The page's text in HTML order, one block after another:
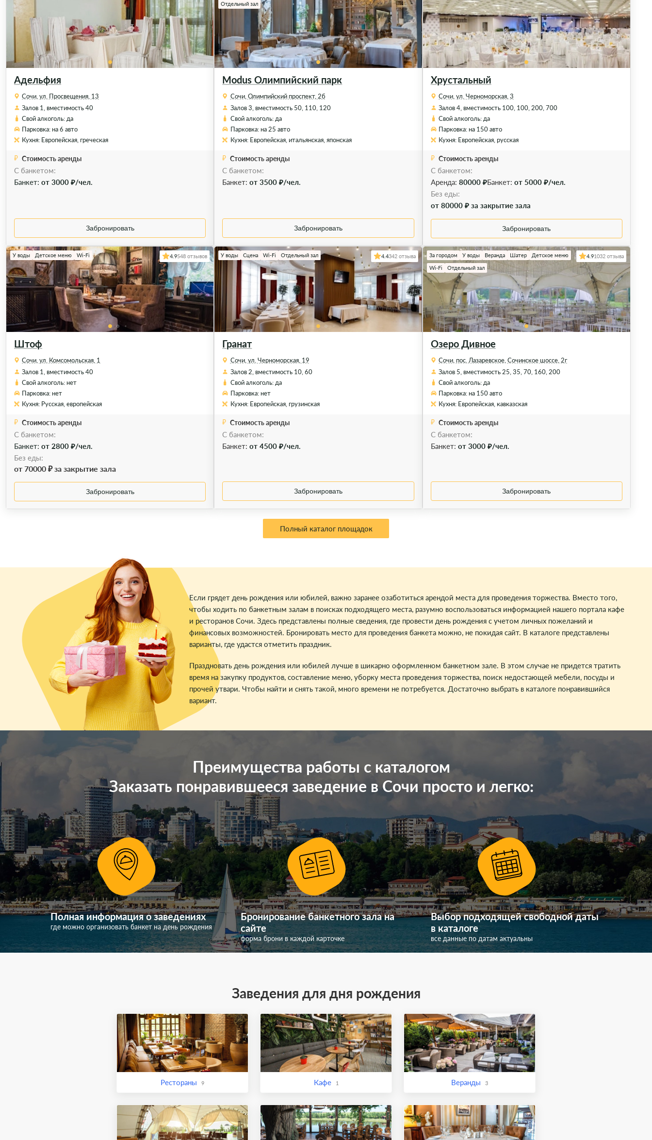
Адельфия
Сочи, ул. Просвещения, 13
Залов 1, вместимость 40
Свой алкоголь: да
Парковка: на 6 авто
Кухня: Европейская, греческая
Стоимость аренды
C банкетом:
Банкет: от 3000 ₽/чел.
Забронировать
Modus Олимпийский парк
Отдельный зал
Сочи, Олимпийский проспект, 2б
Залов 3, вместимость 50, 110, 120
Свой алкоголь: да
Парковка: на 25 авто
Кухня: Европейская, итальянская, японская
Стоимость аренды
С банкетом:
Банкет:от 3500 ₽/чел.
Забронировать
Хрустальный
Сочи, ул. Черноморская, 3
Залов 4, вместимость 100, 100, 200, 700
Свой алкоголь: да
Парковка: на 150 авто
Кухня: Европейская, русская
Стоимость аренды
С банкетом:
Аренда: 80000 ₽Банкет: от 5000 ₽/чел.
Без еды:
от 80000 ₽ за закрытие зала
Забронировать
Штоф
У воды Детское меню Wi-Fi 4.9548 отзывов
Сочи, ул. Комсомольская, 1
Залов 1, вместимость 40
Свой алкоголь: нет
Парковка: нет
Кухня: Русская, европейская
Стоимость аренды
C банкетом:
Банкет: от 2800 ₽/чел.
Без еды:
от 70000 ₽ за закрытие зала
Забронировать
Гранат
У воды Сцена Wi-Fi Отдельный зал 4.4342 отзыва
Сочи, ул. Черноморская, 19
Залов 2, вместимость 10, 60
Свой алкоголь: да
Парковка: нет
Кухня: Европейская, грузинская
Стоимость аренды
С банкетом:
Банкет:от 4500 ₽/чел.
Забронировать
Озеро Дивное
За городом У воды Веранда Шатер
Детское меню
Wi-Fi
Отдельный зал
4.91032 отзыва
Сочи, пос. Лазаревское, Сочинское шоссе, 2г
Залов 5, вместимость 25, 35, 70, 160, 200
Свой алкоголь: да
Парковка: на 150 авто
Кухня: Европейская, кавказская
Стоимость аренды
С банкетом:
Банкет: от 3000 ₽/чел.
Забронировать
Полный каталог площадок
Если грядет день рождения или юбилей, важно заранее озаботиться арендой места для проведения торжества. Вместо того,
чтобы ходить по банкетным залам в поисках подходящего места, разумно воспользоваться информацией нашего портала кафе
и ресторанов Сочи. Здесь представлены полные сведения, где провести день рождения с учетом личных пожеланий и
финансовых возможностей. Бронировать место для проведения банкета можно, не покидая сайт. В каталоге представлены
варианты, где удастся отметить праздник.
Праздновать день рождения или юбилей лучше в шикарно оформленном банкетном зале. В этом случае не придется тратить
время на закупку продуктов, составление меню, уборку места проведения торжества, поиск недостающей мебели, посуды и
прочей утвари. Чтобы найти и снять такой, много времени не потребуется. Достаточно выбрать в каталоге понравившийся
вариант.
Преимущества работы с каталогом
Заказать понравившееся заведение в Сочи просто и легко:
Полная информация о заведениях
где можно организовать банкет на день рождения
Бронирование банкетного зала на
сайте
форма брони в каждой карточке
Выбор подходящей свободной даты
в каталоге
все данные по датам актуальны
Заведения для дня рождения
Рестораны 9 Кафе 1 Веранды 3